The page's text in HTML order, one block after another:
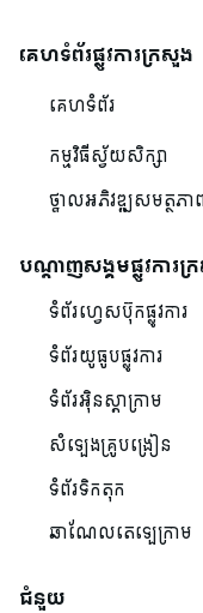
គេហទំព័រផ្លូវការក្រសួង
គេហទំព័រ
កម្មវិធីស្វ័យសិក្សា
ថ្នាលអភិវឌ្ឍសមត្ថភាព
បណ្ដាញសង្គមផ្លូវការក្
ទំព័រហ្វេសប៊ុកផ្លូវការ
ទំព័រយូធូបផ្លូវការ
ទំព័រអ៊ិនស្តាក្រាម
សំឡេងគ្រូបង្រៀន
ទំព័រទិកតុក
ឆាណែលតេឡេក្រាម
ជំនួយ